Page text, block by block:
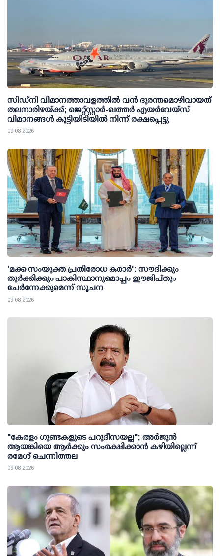
സിഡ്‌നി വിമാനത്താവളത്തിൽ വൻ ദുരന്തമൊഴിവായത്
തലനാരിഴയ്ക്ക്; ജെറ്റ്‌സ്റ്റാർ-ഖത്തർ എയർവേയ്‌സ്
വിമാനങ്ങൾ കൂട്ടിയിടിയിൽ നിന്ന് രക്ഷപ്പെട്ടു
09 08 2026
'മക്ക സംയുക്ത പ്രതിരോധ കരാര്‍': സൗദിക്കും
തുര്‍ക്കിക്കും പാകിസ്ഥാനുമൊപ്പം ഈജിപ്തും
ചേര്‍ന്നേക്കുമെന്ന് സൂചന
09 08 2026
"കേരളം ഗുണ്ടകളുടെ പറുദീസയല്ല"; അർജുൻ
ആയങ്കിയെ ആർക്കും സംരക്ഷിക്കാൻ കഴിയില്ലെന്ന്
രമേശ് ചെന്നിത്തല
09 08 2026